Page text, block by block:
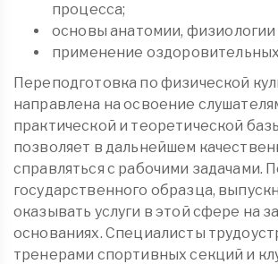
процесса;
основы анатомии, физиологии
применение
Переподготовка по физической
направлена на освоение
практической и теоретической
позволяет в дальнейшем
справляться с рабочими задачами.
государственного образца,
оказывать услуги в этой сфере на
основаниях. Специалисты
тренерами спортивных секций и